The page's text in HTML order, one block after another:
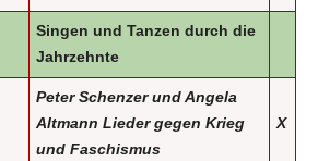
Singen und Tanzen durch die
Jahrzehnte
Peter Schenzer und Angela
Altmann Lieder gegen Krieg
und Faschismus
X